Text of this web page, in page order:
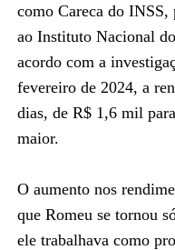
como Careca do
ao Instituto Nacional
acordo com a
fevereiro de 2024, a
dias, de R$ 1,6 mil
maior.
O aumento nos
que Romeu se tornou
ele trabalhava como